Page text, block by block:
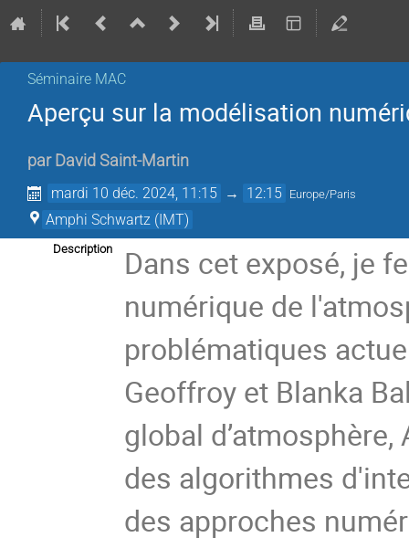
Séminaire MAC
Aperçu sur la modélisation
par David Saint-Martin
mardi 10 déc. 2024, 11:15 → 12:15 Europe/Paris
Amphi Schwartz (IMT)
Description
Dans cet exposé, je
numérique de
problématiques
Geoffroy et Blanka
global
des algorithmes
des approches